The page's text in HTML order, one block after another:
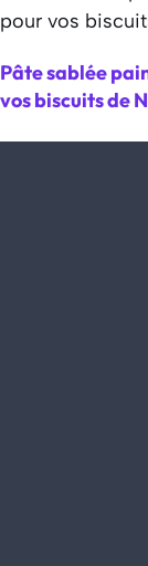
Pâte sablée
vos biscuits de